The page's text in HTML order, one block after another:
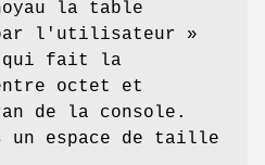
la table
l'utilisateur »
qui fait la
octet et
de la console.
un espace de taille